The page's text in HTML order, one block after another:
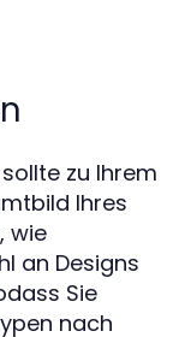
zu Ihrem
Ihres
wie
an Designs
Sie
nach